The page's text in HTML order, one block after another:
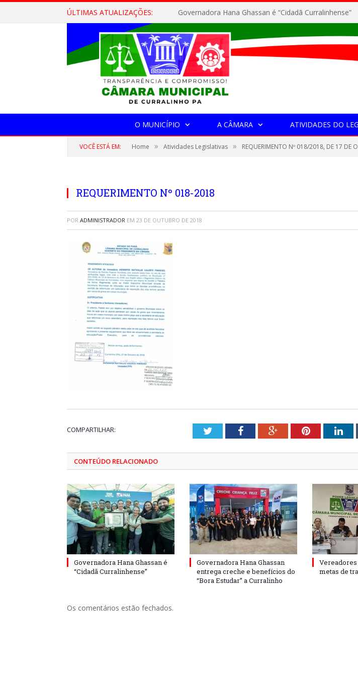
ÚLTIMAS ATUALIZAÇÕES: Governadora Hana Ghassan é “Cidadã Curralinhense”
O MUNICÍPIO A CÂMARA ATIVIDADES DO
VOCÊ ESTÁ EM: Home » Atividades Legislativas » REQUERIMENTO Nº 018/2018, DE 17 DE
REQUERIMENTO Nº 018-2018
POR ADMINISTRADOR EM 23 DE OUTUBRO DE 2018
COMPARTILHAR: TwitterFacebookGoogle+Pinterest
CONTEÚDO RELACIONADO
Governadora Hana Ghassan é
“Cidadã Curralinhense”
Governadora Hana Ghassan
entrega creche e benefícios do
“Bora Estudar” a Curralinho
metas de
Os comentários estão fechados.